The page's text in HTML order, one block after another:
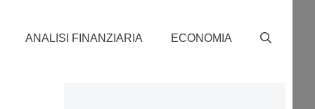
ANALISI FINANZIARIA ECONOMIA